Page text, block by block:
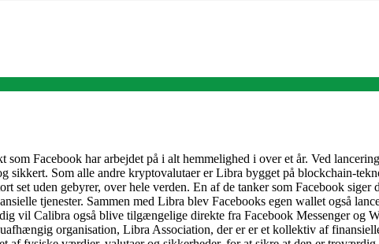
Facebook har arbejdet på i alt hemmelighed i over et år. Ved
sikkert. Som alle andre kryptovalutaer er Libra bygget på blockchain-
set uden gebyrer, over hele verden. En af de tanker som Facebook
tjenester. Sammen med Libra blev Facebooks egen wallet også
vil Calibra også blive tilgængelige direkte fra Facebook Messenger og
organisation, Libra Association, der er er et kollektiv af